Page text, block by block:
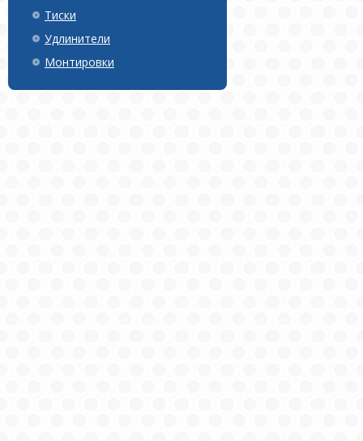
Тиски
Удлинители
Монтировки